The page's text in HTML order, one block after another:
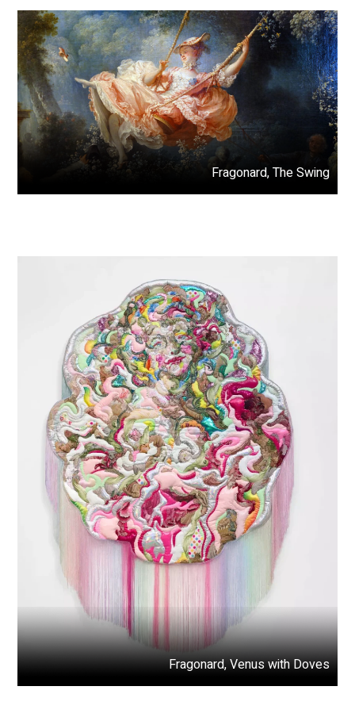
Fragonard, The Swing
Fragonard, Venus with Doves